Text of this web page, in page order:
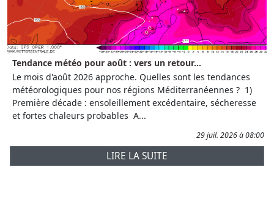
Tendance météo pour août : vers un retour...
Le mois d'août 2026 approche. Quelles sont les tendances
météorologiques pour nos régions Méditerranéennes ? 1)
Première décade : ensoleillement excédentaire, sécheresse
et fortes chaleurs probables A...
29 juil. 2026 à 08:00
LIRE LA SUITE